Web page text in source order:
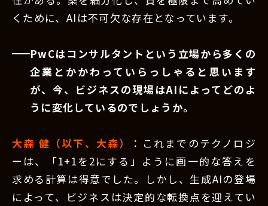
くために、AIは不可欠な存在となっています。
PwCはコンサルタントという立場から多くの
企業とかかわっていらっしゃると思います
が、今、ビジネスの現場はAIによってどのよ
うに変化しているのでしょうか。
大森 健（以下、大森）
：これまでのテクノロジ
ーは、「1+1を2にする」ように画一的な答えを
求める計算は得意でした。しかし、生成AIの登場
によって、ビジネスは決定的な転換点を迎えてい